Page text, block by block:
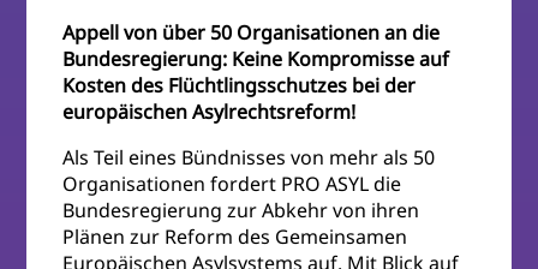
Appell von über 50 Organisationen an die
Bundesregierung: Keine Kompromisse auf
Kosten des Flüchtlingsschutzes bei der
europäischen Asylrechtsreform!
Als Teil eines Bündnisses von mehr als 50
Organisationen fordert PRO ASYL die
Bundesregierung zur Abkehr von ihren
Plänen zur Reform des Gemeinsamen
Europäischen Asylsystems auf. Mit Blick auf